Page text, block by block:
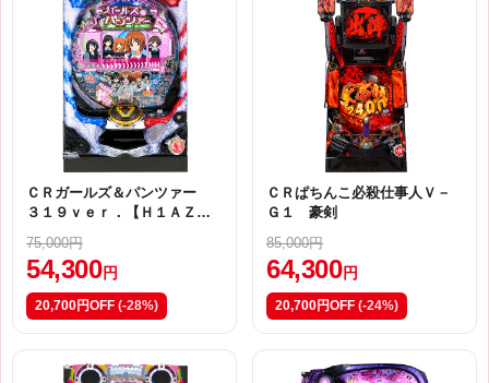
ＣＲガールズ＆パンツァー
３１９ｖｅｒ．【Ｈ１ＡＺ
75,000円
54,300 円
20,700円OFF (-28%)
ＣＲぱちんこ必殺仕事人Ｖ－
Ｇ１ 豪剣
85,000円
64,300 円
20,700円OFF (-24%)